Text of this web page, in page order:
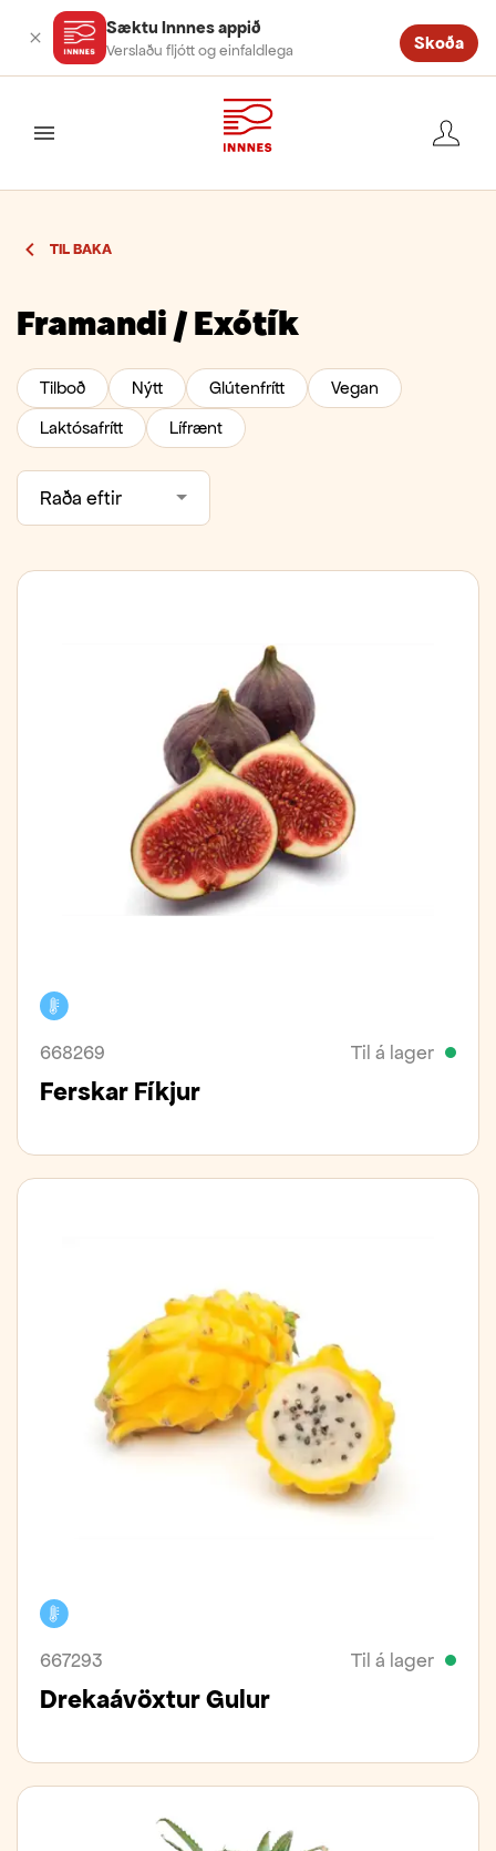
Sæktu Innnes appið
Verslaðu fljótt og einfaldlega Skoða
valmynd
TIL BAKA
Framandi / Exótík
Tilboð Nýtt Glútenfrítt
Vegan
Laktósafrítt
Lífrænt
Raða eftir
668269 Til á lager
Ferskar Fíkjur
667293 Til á lager
Drekaávöxtur Gulur